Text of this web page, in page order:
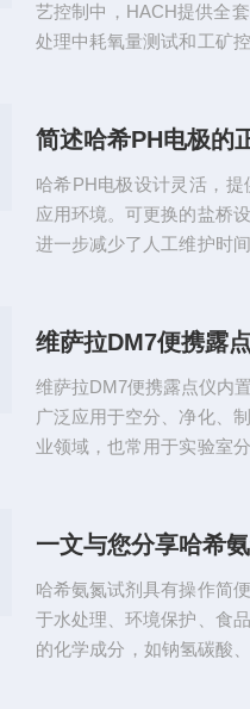
艺控制中，HACH提供全
处理中耗氧量测试和工矿
开包装即可直接使用。这
的检测偏差风险。2.抗干...
简述哈希PH电极的
哈希PH电极设计灵活，
应用环境。可更换的盐桥
进一步减少了人工维护时
持产品表面干净对于保证
极，避免使用自来水，因
维萨拉DM7便携露
维萨拉DM7便携露点仪内
广泛应用于空分、净化、
业领域，也常用于实验室
1、清洁定期清洁其外表
根据使用说明书建议进行
一文与您分享哈希
哈希氨氮试剂具有操作简
于水处理、环境保护、食
的化学成分，如钠氢碳酸